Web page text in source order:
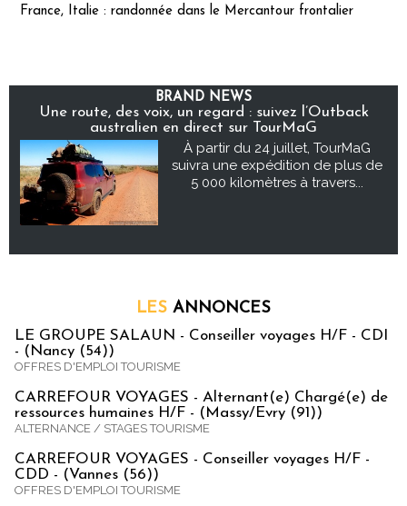
France, Italie : randonnée dans le Mercantour frontalier
BRAND NEWS
Une route, des voix, un regard : suivez l’Outback
australien en direct sur TourMaG
À partir du 24 juillet, TourMaG
suivra une expédition de plus de
5 000 kilomètres à travers...
LES ANNONCES
LE GROUPE SALAUN - Conseiller voyages H/F - CDI
- (Nancy (54))
OFFRES D'EMPLOI TOURISME
CARREFOUR VOYAGES - Alternant(e) Chargé(e) de
ressources humaines H/F - (Massy/Evry (91))
ALTERNANCE / STAGES TOURISME
CARREFOUR VOYAGES - Conseiller voyages H/F -
CDD - (Vannes (56))
OFFRES D'EMPLOI TOURISME